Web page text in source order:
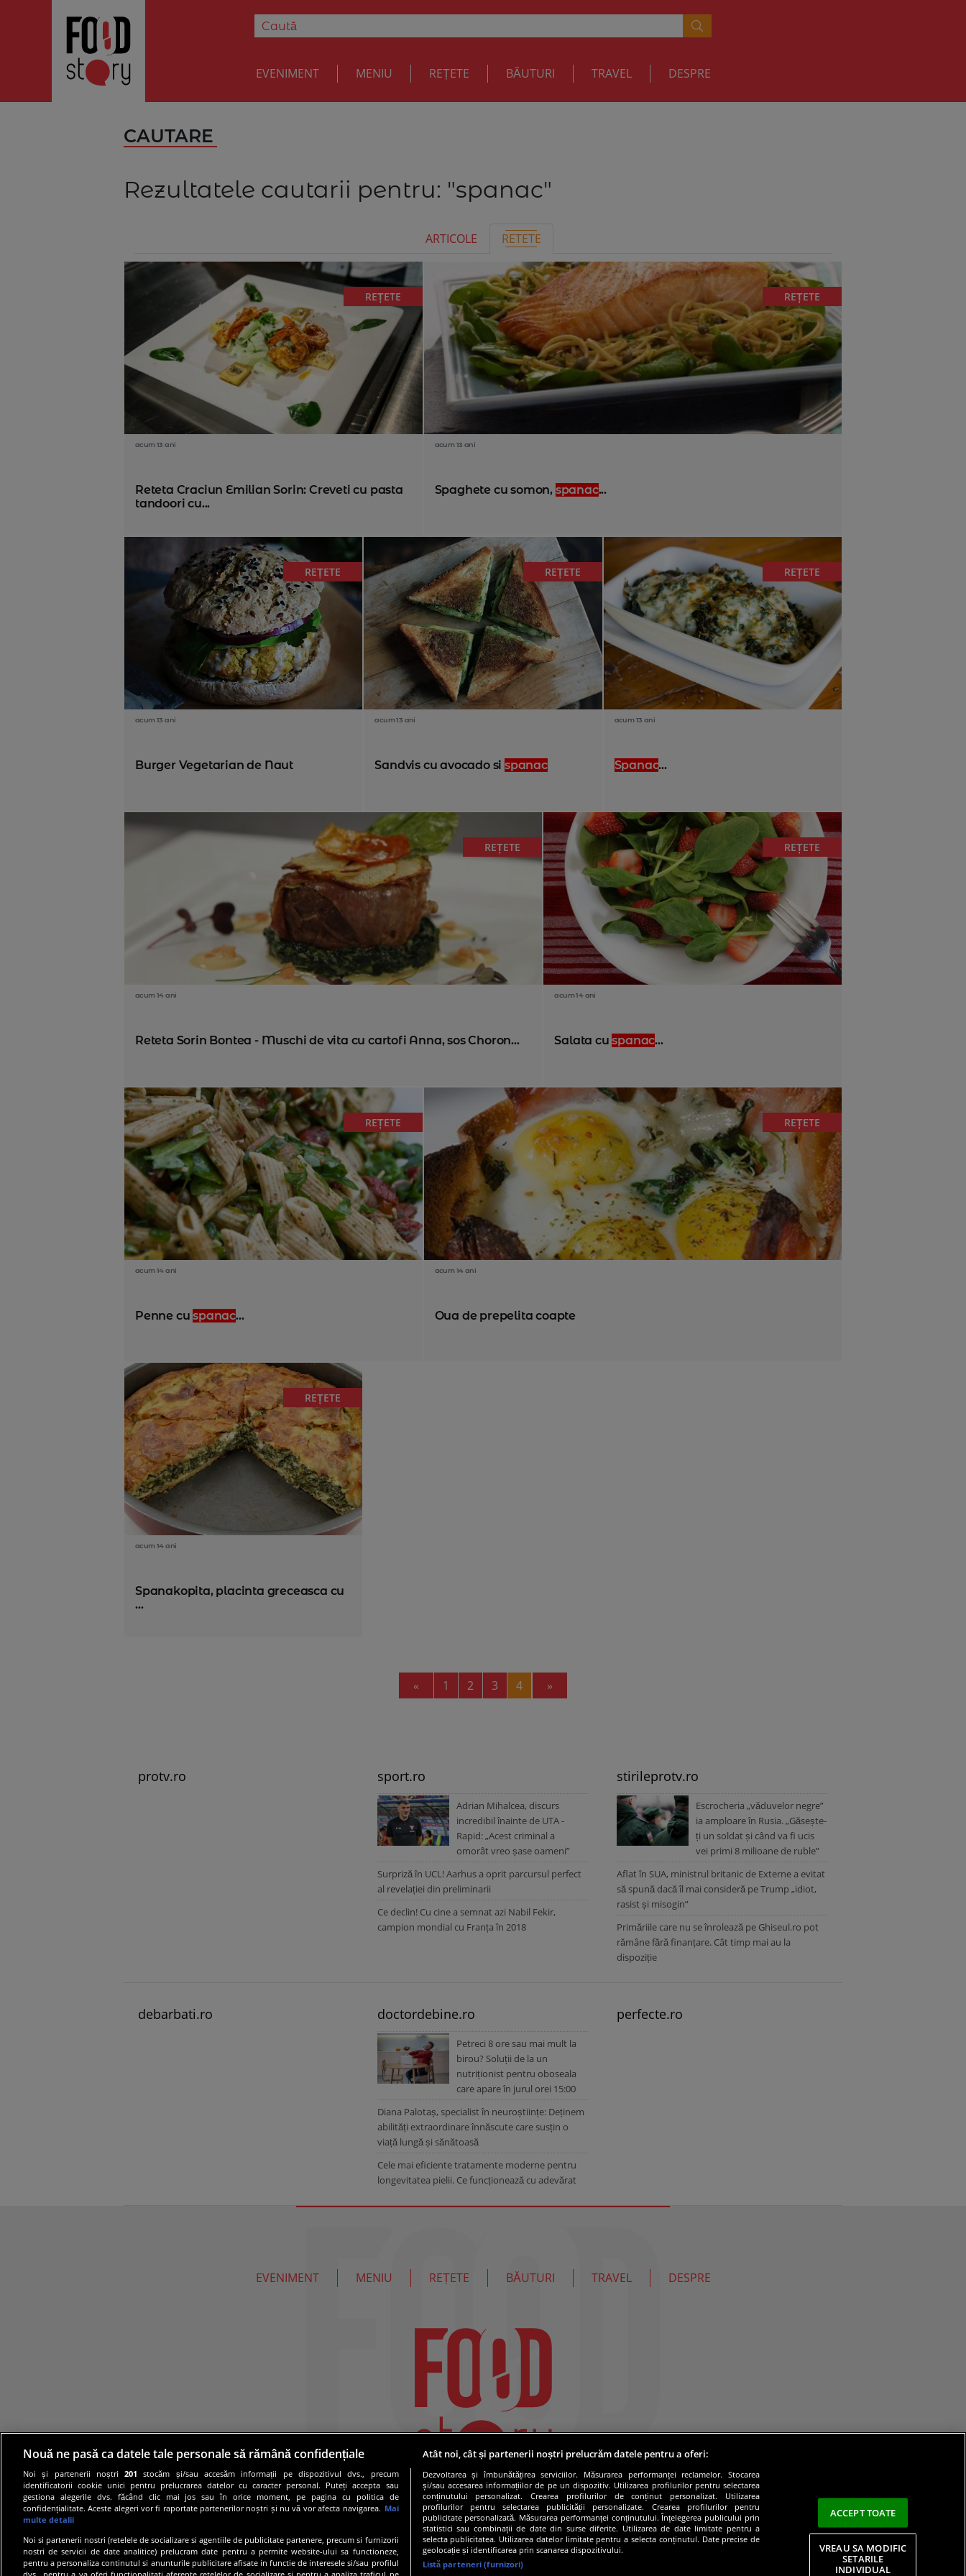
EVENIMENT MENIU REȚETE BĂUTURI TRAVEL DESPRE
CAUTARE
Rezultatele cautarii pentru: "spanac"
ARTICOLE RETETE
REȚETE
acum 13 ani
Reteta Craciun Emilian Sorin: Creveti cu pasta
tandoori cu...
REȚETE
acum 13 ani
Spaghete cu somon, spanac...
REȚETE
acum 13 ani
Burger Vegetarian de Naut
REȚETE
acum 13 ani
Sandvis cu avocado si spanac
REȚETE
acum 13 ani
Spanac...
REȚETE
acum 14 ani
Reteta Sorin Bontea - Muschi de vita cu cartofi Anna, sos Choron...
REȚETE
acum 14 ani
Salata cuspanac...
REȚETE
acum 14 ani
Penne cuspanac...
REȚETE
acum 14 ani
Oua de prepelita coapte
REȚETE
acum 14 ani
Spanakopita, placinta greceasca cu
...
« Previous
1 2 3 4 »
protv.ro sport.ro
Adrian Mihalcea, discurs
incredibil înainte de UTA -
Rapid: „Acest criminal a
omorât vreo șase oameni”
Surpriză în UCL! Aarhus a oprit parcursul perfect
al revelației din preliminarii
Ce declin! Cu cine a semnat azi Nabil Fekir,
campion mondial cu Franța în 2018
stirileprotv.ro
Escrocheria „văduvelor negre”
ia amploare în Rusia. „Găsește-
ți un soldat și când va fi ucis
vei primi 8 milioane de ruble”
Aflat în SUA, ministrul britanic de Externe a evitat
să spună dacă îl mai consideră pe Trump „idiot,
rasist și misogin”
Primăriile care nu se înrolează pe Ghiseul.ro pot
rămâne fără finanțare. Cât timp mai au la
dispoziție
debarbati.ro doctordebine.ro
Petreci 8 ore sau mai mult la
birou? Soluții de la un
nutriționist pentru oboseala
care apare în jurul orei 15:00
Diana Palotaș, specialist în neuroștiințe: Deținem
abilități extraordinare înnăscute care susțin o
viață lungă și sănătoasă
Cele mai eficiente tratamente moderne pentru
longevitatea pielii. Ce funcționează cu adevărat
perfecte.ro
EVENIMENT MENIU REȚETE BĂUTURI TRAVEL DESPRE
Nouă ne pasă ca datele tale personale să rămână confidențiale
Noi și partenerii noștri201 stocăm și/sau accesăm informații pe dispozitivul dvs., precum
identificatorii cookie unici pentru prelucrarea datelor cu caracter personal. Puteți accepta sau
gestiona alegerile dvs. făcând clic mai jos sau în orice moment, pe pagina cu politica de
confidențialitate. Aceste alegeri vor fi raportate partenerilor noștri și nu vă vor afecta navigarea. Mai
multe detalii
Noi si partenerii nostri (retelele de socializare si agentiile de publicitate partenere, precum si furnizorii
nostri de servicii de date analitice) prelucram date pentru a permite website-ului sa functioneze,
pentru a personaliza continutul si anunturile publicitare afisate in functie de interesele si/sau profilul
Atât noi, cât și partenerii noștri prelucrăm datele pentru a oferi:
Dezvoltarea și îmbunătățirea serviciilor. Măsurarea performanței reclamelor. Stocarea
și/sau accesarea informațiilor de pe un dispozitiv. Utilizarea profilurilor pentru selectarea
conținutului personalizat. Crearea profilurilor de conținut personalizat. Utilizarea
profilurilor pentru selectarea publicității personalizate. Crearea profilurilor pentru
publicitate personalizată. Măsurarea performanței conținutului. Înțelegerea publicului prin
statistici sau combinații de date din surse diferite. Utilizarea de date limitate pentru a
selecta publicitatea. Utilizarea datelor limitate pentru a selecta conținutul. Date precise de
geolocație și identificarea prin scanarea dispozitivului.
Listă parteneri (furnizori)
ACCEPT TOATE
VREAU SA MODIFIC
SETARILE
INDIVIDUAL